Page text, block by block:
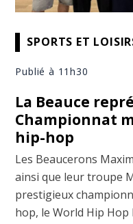
SPORTS ET
Publié à 11h30
La Beauce
Championnat
hip-hop
Les Beaucerons
ainsi que leur troupe
prestigieux
hop, le World Hip Hop